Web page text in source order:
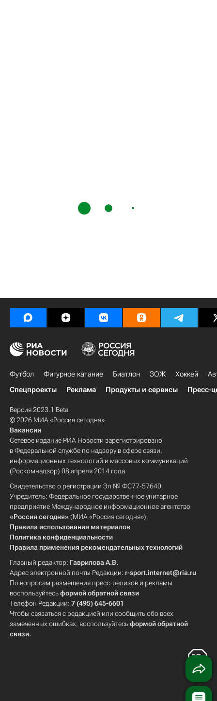
Футбол Фигурное катание Биатлон ЗОЖ Хоккей
Спецпроекты
Реклама Продукты и сервисы Пресс-
Версия 2023.1 Beta
© 2026 МИА «Россия сегодня»
Вакансии
Сетевое издание РИА Новости зарегистрировано
в Федеральной службе по надзору в сфере связи,
информационных технологий и массовых коммуникаций
(Роскомнадзор) 08 апреля 2014 года.
Свидетельство о регистрации Эл № ФС77-57640
Учредитель: Федеральное государственное унитарное
предприятие Международное информационное агентство
«Россия сегодня» (МИА «Россия сегодня»).
Правила использования материалов
Политика конфиденциальности
Правила применения рекомендательных технологий
Главный редактор: Гаврилова А.В.
Адрес электронной почты Редакции: r-sport.internet@ria.ru
По вопросам размещения пресс-релизов и рекламы
воспользуйтесьформой обратной связи
Телефон Редакции: 7 (495) 645-6601
Чтобы связаться с редакцией или сообщить обо всех
замеченных ошибках, воспользуйтесьформой обратной
связи.